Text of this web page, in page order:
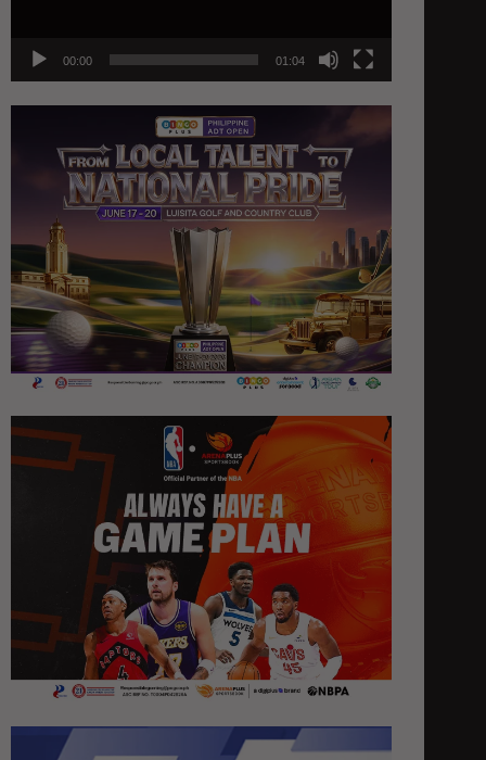
00:00 01:04